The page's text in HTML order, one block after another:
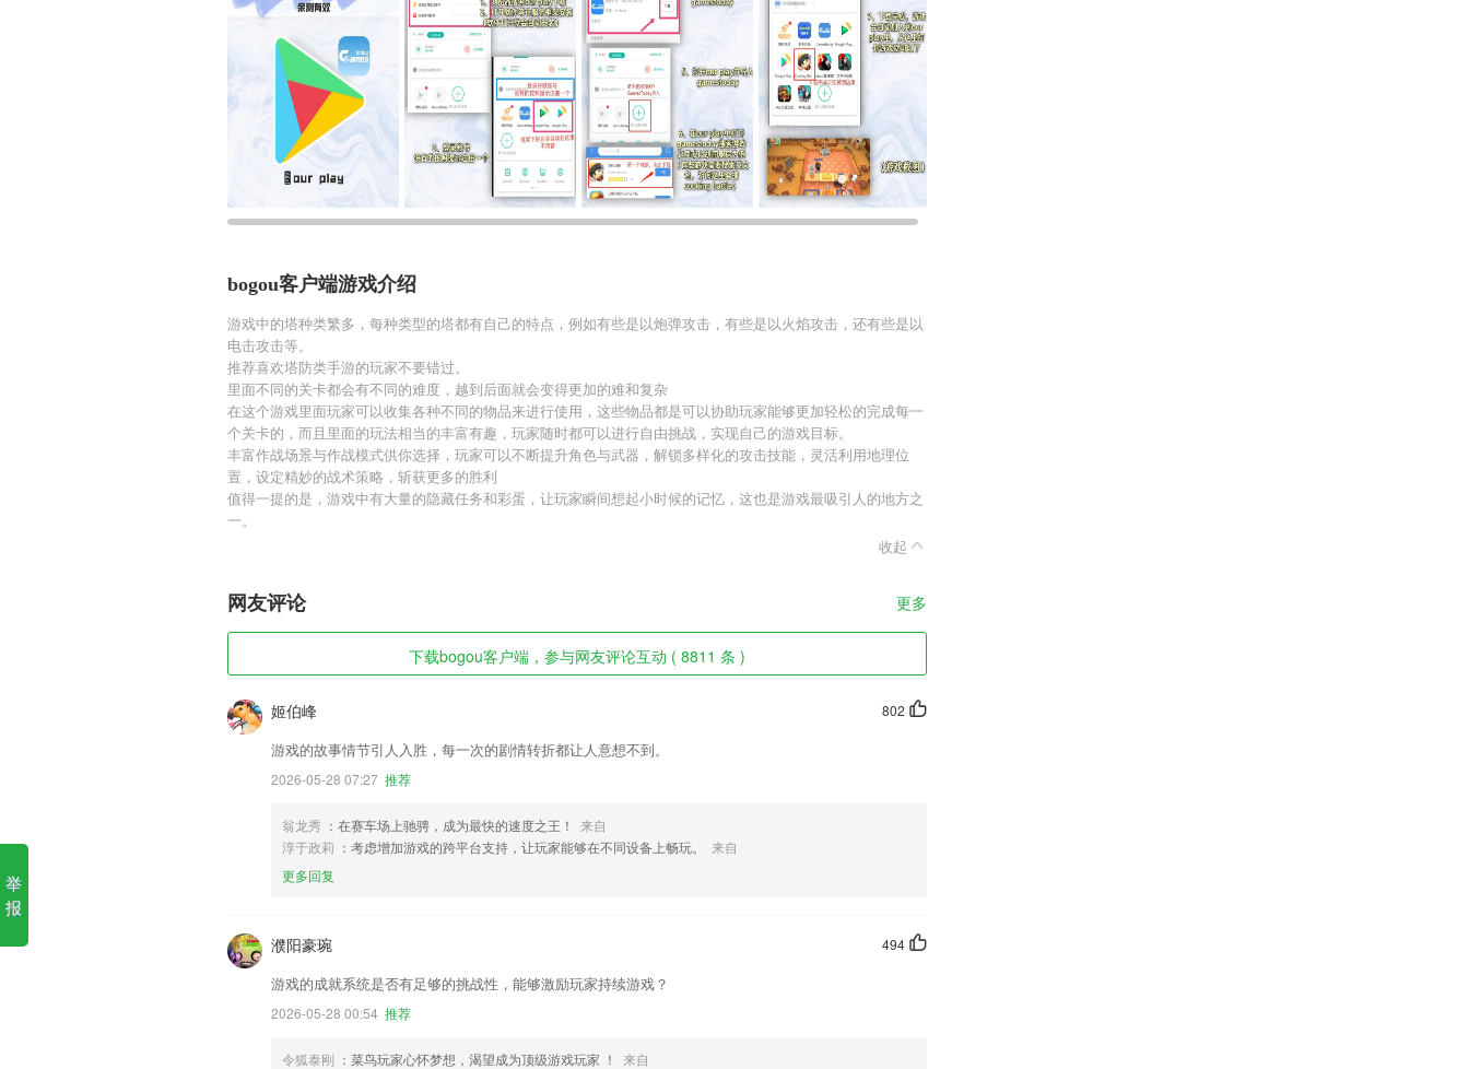
bogou客户端游戏介绍
游戏中的塔种类繁多，每种类型的塔都有自己的特点，例如有些是以炮弹攻击，有些是以火焰攻击，还有些是以
电击攻击等。
推荐喜欢塔防类手游的玩家不要错过。
里面不同的关卡都会有不同的难度，越到后面就会变得更加的难和复杂
在这个游戏里面玩家可以收集各种不同的物品来进行使用，这些物品都是可以协助玩家能够更加轻松的完成每一
个关卡的，而且里面的玩法相当的丰富有趣，玩家随时都可以进行自由挑战，实现自己的游戏目标。
丰富作战场景与作战模式供你选择，玩家可以不断提升角色与武器，解锁多样化的攻击技能，灵活利用地理位
置，设定精妙的战术策略，斩获更多的胜利
值得一提的是，游戏中有大量的隐藏任务和彩蛋，让玩家瞬间想起小时候的记忆，这也是游戏最吸引人的地方之
一。
收起
网友评论 更多
下载bogou客户端，参与网友评论互动 ( 8811 条 )
802
姬伯峰
游戏的故事情节引人入胜，每一次的剧情转折都让人意想不到。
2026-05-28 07:27 推荐
翁龙秀 ：在赛车场上驰骋，成为最快的速度之王！
来自
淳于政莉 ：考虑增加游戏的跨平台支持，让玩家能够在不同设备上畅玩。
来自
更多回复
494
濮阳豪琬
游戏的成就系统是否有足够的挑战性，能够激励玩家持续游戏？
2026-05-28 00:54 推荐
令狐泰刚 ：菜鸟玩家心怀梦想，渴望成为顶级游戏玩家 ！
来自
举
报